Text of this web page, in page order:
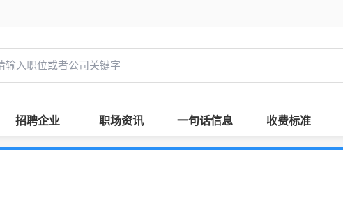
招聘企业 职场资讯 一句话信息 收费标准